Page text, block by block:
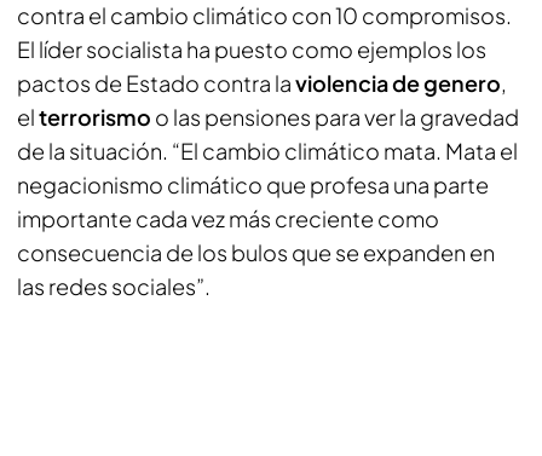
contra el cambio climático con 10 compromisos.
El líder socialista ha puesto como ejemplos los
pactos de Estado contra laviolencia de genero,
elterrorismo o las pensiones para ver la gravedad
de la situación. “El cambio climático mata. Mata el
negacionismo climático que profesa una parte
importante cada vez más creciente como
consecuencia de los bulos que se expanden en
las redes sociales”.